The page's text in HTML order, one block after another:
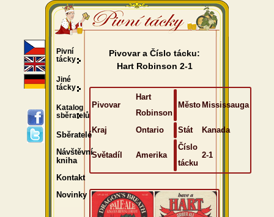
Pivovar a Číslo tácku:
Hart Robinson 2-1
Pivovar
Hart
Robinson
Město Mississauga
Kraj Ontario Stát Kanada
Světadíl Amerika
Číslo
tácku
2-1
Pivní
tácky
Jiné
tácky
Katalog
sběratelů
Sběratelé
Návštěvní
kniha
Kontakt
Novinky